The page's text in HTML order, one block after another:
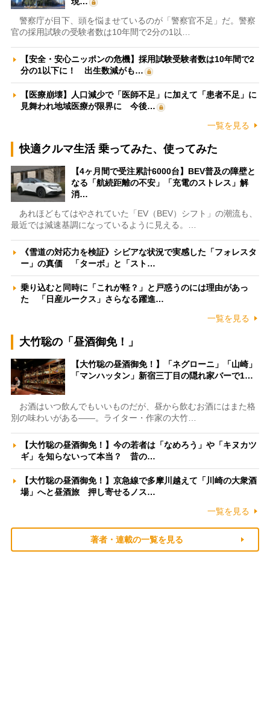
警察庁が目下、頭を悩ませているのが「警察官不足」だ。警察
官の採用試験の受験者数は10年間で2分の1以…
【安全・安心ニッポンの危機】採用試験受験者数は10年間で2
分の1以下に！ 出生数減がも…
【医療崩壊】人口減少で「医師不足」に加えて「患者不足」に
見舞われ地域医療が限界に 今後…
一覧を見る
快適クルマ生活 乗ってみた、使ってみた
【4ヶ月間で受注累計6000台】BEV普及の障壁と
なる「航続距離の不安」「充電のストレス」解
消…
あれほどもてはやされていた「EV（BEV）シフト」の潮流も、
最近では減速基調になっているように見える。…
《雪道の対応力を検証》シビアな状況で実感した「フォレスタ
ー」の真価 「ターボ」と「スト…
乗り込むと同時に「これが軽？」と戸惑うのには理由があっ
た 「日産ルークス」さらなる躍進…
一覧を見る
大竹聡の「昼酒御免！」
【大竹聡の昼酒御免！】「ネグローニ」「山崎」
「マンハッタン」新宿三丁目の隠れ家バーで1…
お酒はいつ飲んでもいいものだが、昼から飲むお酒にはまた格
別の味わいがある――。ライター・作家の大竹…
【大竹聡の昼酒御免！】今の若者は「なめろう」や「キヌカツ
ギ」を知らないって本当？ 昔の…
【大竹聡の昼酒御免！】京急線で多摩川越えて「川崎の大衆酒
場」へと昼酒旅 押し寄せるノス…
一覧を見る
著者・連載の一覧を見る